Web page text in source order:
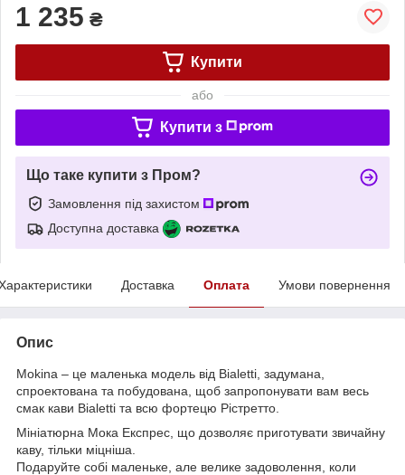
1 235 ₴
Купити
або
Купити з
Що таке купити з Пром?
Замовлення під захистом
Доступна доставка
Доставка Оплата Умови повернення
Опис
Mokina – це маленька модель від Bialetti, задумана,
спроектована та побудована, щоб запропонувати вам весь
смак кави Bialetti та всю фортецю Рістретто.
Мініатюрна Мока Експрес, що дозволяє приготувати звичайну
каву, тільки міцніша.
Подаруйте собі маленьке, але велике задоволення, коли